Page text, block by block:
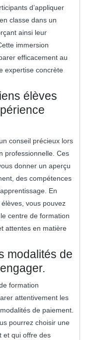
d’appliquer
classe dans un
ainsi leur
immersion
efficacement au
expertise concrète
élèves
conseil précieux lors
professionnelle. Ces
donner un aperçu
des compétences
En
vous pouvez
centre de formation
attentes en matière
modalités de
formation
attentivement les
de paiement.
pourrez choisir une
et qui offre des